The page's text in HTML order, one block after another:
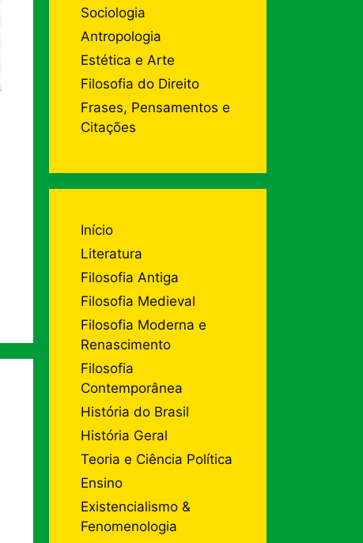
Sociologia
Antropologia
Estética e Arte
Filosofia do Direito
Frases, Pensamentos e
Citações
Início
Literatura
Filosofia Antiga
Filosofia Medieval
Filosofia Moderna e
Renascimento
Filosofia
Contemporânea
História do Brasil
História Geral
Teoria e Ciência Política
Ensino
Existencialismo &
Fenomenologia